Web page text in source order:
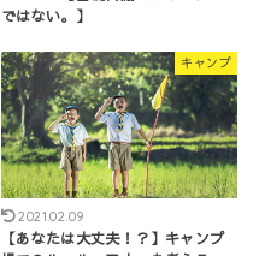
ではない。】
キャンプ
2021.02.09
【あなたは大丈夫！？】キャンプ